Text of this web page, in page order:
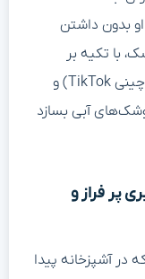
بدون داشتن
با تکیه بر
ویدیوهای آموزشی کوتاه Douyin (نسخه چینی TikTok) و
آبی بسازد
پر فراز و
در آشپزخانه پیدا